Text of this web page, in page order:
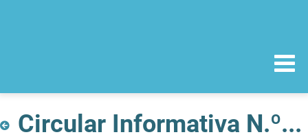
Circular Informativa N.º 132/CD/550.20.001, de 14/09/2018